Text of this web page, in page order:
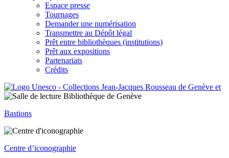
Espace presse
Tournages
Demander une numérisation
Transmettre au Dépôt légal
Prêt entre bibliothèques (institutions)
Prêt aux expositions
Partenariats
Crédits
Bastions
Centre d’iconographie